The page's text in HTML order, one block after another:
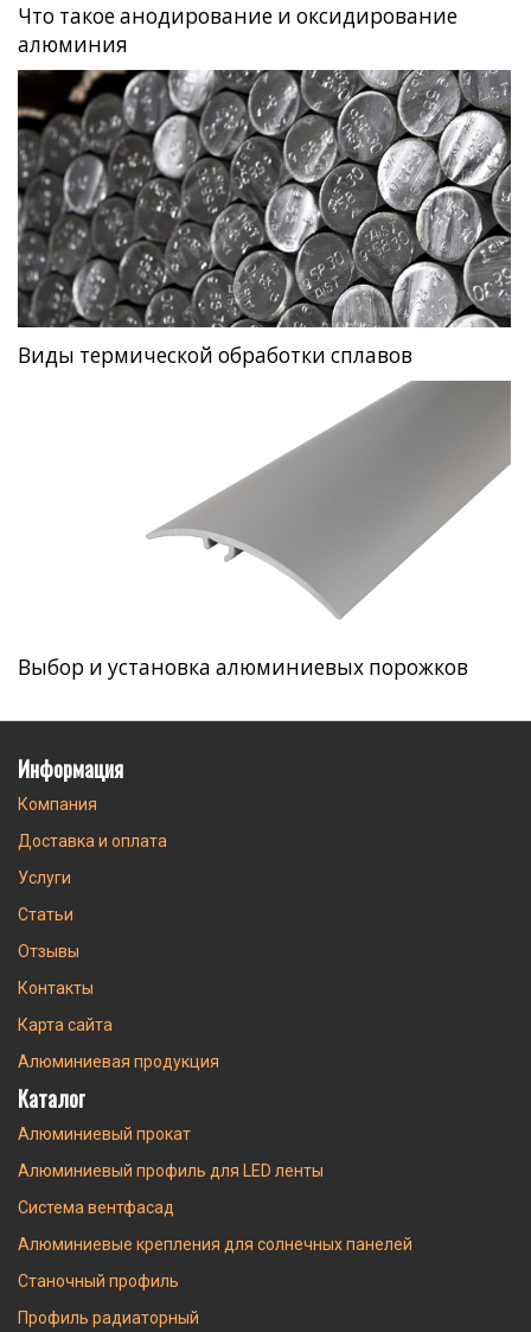
Что такое анодирование и оксидирование
алюминия
Виды термической обработки сплавов
Выбор и установка алюминиевых порожков
Информация
Компания
Доставка и оплата
Услуги
Статьи
Отзывы
Контакты
Карта сайта
Алюминиевая продукция
Каталог
Алюминиевый прокат
Алюминиевый профиль для LED ленты
Система вентфасад
Алюминиевые крепления для солнечных панелей
Станочный профиль
Профиль радиаторный